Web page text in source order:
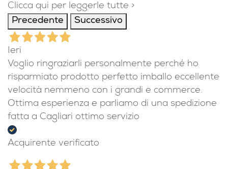
Clicca qui per leggerle tutte >
Precedente
Successivo
Ieri
Voglio ringraziarli personalmente perché ho
risparmiato prodotto perfetto imballo eccellente
velocità nemmeno con i grandi e commerce.
Ottima esperienza e parliamo di una spedizione
fatta a Cagliari ottimo servizio
Acquirente verificato